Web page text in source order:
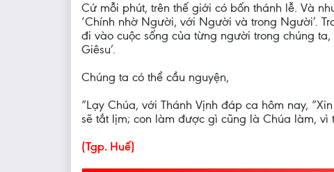
Cứ mỗi phút, trên thế giới có bốn thánh lễ. Và
‘Chính nhờ Người, với Người và trong Người’.
đi vào cuộc sống của từng người trong chúng
Giêsu’.
Chúng ta có thể cầu nguyện,
“Lạy Chúa, với Thánh Vịnh đáp ca hôm nay,
sẽ tắt lịm; con làm được gì cũng là Chúa làm, vì
(Tgp. Huế)